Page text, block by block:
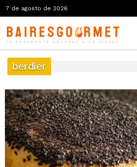
7 de agosto de 2026
berdier